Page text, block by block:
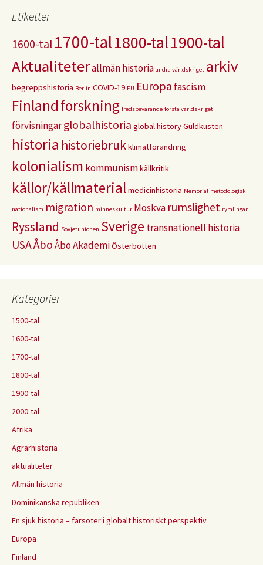
Etiketter
1600-tal 1700-tal1800-tal1900-tal
Aktualiteterallmän historia andra världskriget arkiv
begreppshistoria Berlin COVID-19 EU Europa fascism
Finlandforskning fredsbevarande första världskriget
förvisningarglobalhistoria global historyGuldkusten
historia historiebrukklimatförändring
kolonialism kommunismkällkritik
källor/källmaterialmedicinhistoria Memorial metodologisk
nationalism migration minneskultur Moskva rumslighet rymlingar
Ryssland Sovjetunionen Sverige transnationell historia
USAÅboÅbo AkademiÖsterbotten
Kategorier
1500-tal
1600-tal
1700-tal
1800-tal
1900-tal
2000-tal
Afrika
Agrarhistoria
aktualiteter
Allmän historia
Dominikanska republiken
En sjuk historia – farsoter i globalt historiskt perspektiv
Europa
Finland